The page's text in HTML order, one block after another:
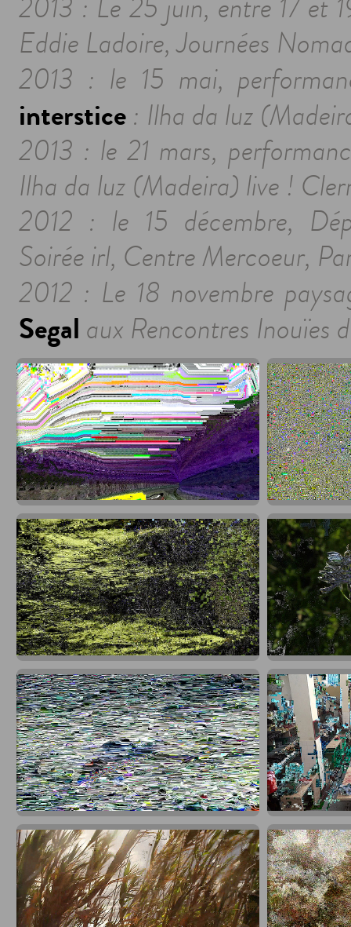
2013 : Le 25 juin, entre 17 et
Eddie Ladoire, Journées
2013 : le 15 mai,
interstice : Ilha da luz
2013 : le 21 mars,
Ilha da luz (Madeira) live !
2012 : le 15 décembre,
Soirée irl, Centre Mercoeur,
2012 : Le 18 novembre
Segal aux Rencontres Inouïes